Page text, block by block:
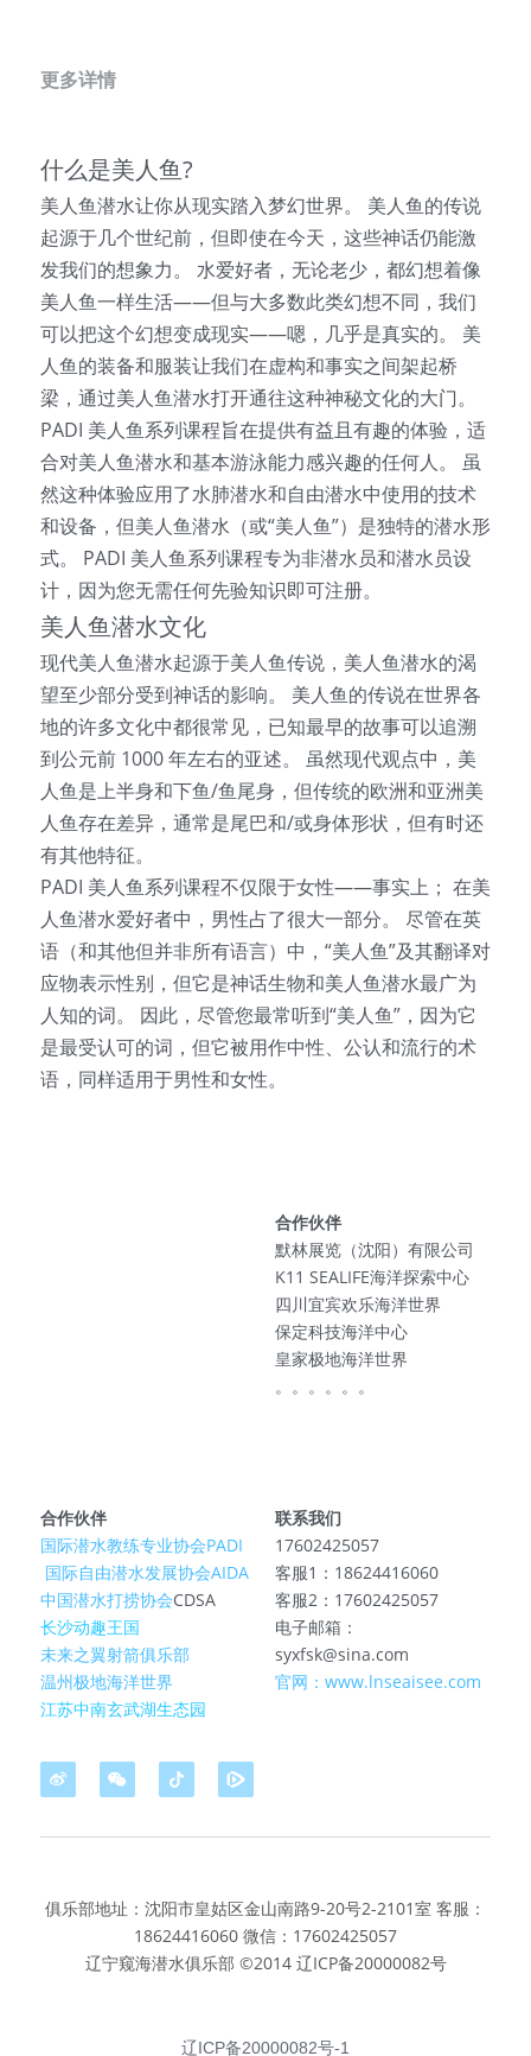
更多详情
什么是美人鱼?
美人鱼潜水让你从现实踏入梦幻世界。 美人鱼的传说
起源于几个世纪前，但即使在今天，这些神话仍能激
发我们的想象力。 水爱好者，无论老少，都幻想着像
美人鱼一样生活——但与大多数此类幻想不同，我们
可以把这个幻想变成现实——嗯，几乎是真实的。 美
人鱼的装备和服装让我们在虚构和事实之间架起桥
梁，通过美人鱼潜水打开通往这种神秘文化的大门。
PADI 美人鱼系列课程旨在提供有益且有趣的体验，适
合对美人鱼潜水和基本游泳能力感兴趣的任何人。 虽
然这种体验应用了水肺潜水和自由潜水中使用的技术
和设备，但美人鱼潜水（或“美人鱼”）是独特的潜水形
式。 PADI 美人鱼系列课程专为非潜水员和潜水员设
计，因为您无需任何先验知识即可注册。
美人鱼潜水文化
现代美人鱼潜水起源于美人鱼传说，美人鱼潜水的渴
望至少部分受到神话的影响。 美人鱼的传说在世界各
地的许多文化中都很常见，已知最早的故事可以追溯
到公元前 1000 年左右的亚述。 虽然现代观点中，美
人鱼是上半身和下鱼/鱼尾身，但传统的欧洲和亚洲美
人鱼存在差异，通常是尾巴和/或身体形状，但有时还
有其他特征。
PADI 美人鱼系列课程不仅限于女性——事实上； 在美
人鱼潜水爱好者中，男性占了很大一部分。 尽管在英
语（和其他但并非所有语言）中，“美人鱼”及其翻译对
应物表示性别，但它是神话生物和美人鱼潜水最广为
人知的词。 因此，尽管您最常听到“美人鱼”，因为它
是最受认可的词，但它被用作中性、公认和流行的术
语，同样适用于男性和女性。
合作伙伴
默林展览（沈阳）有限公司
K11 SEALIFE海洋探索中心
四川宜宾欢乐海洋世界
保定科技海洋中心
皇家极地海洋世界
。。。。。。
合作伙伴
国际潜水教练专业协会PADI
国际自由潜水发展协会AIDA
中国潜水打捞协会CDSA
长沙动趣王国
未来之翼射箭俱乐部
温州极地海洋世界
江苏中南玄武湖生态园
联系我们
17602425057
客服1：18624416060
客服2：17602425057
电子邮箱：
syxfsk@sina.com
官网：www.lnseaisee.com
俱乐部地址：沈阳市皇姑区金山南路9-20号2-2101室 客服：
18624416060 微信：17602425057
辽宁窥海潜水俱乐部 ©2014 辽ICP备20000082号
辽ICP备20000082号-1